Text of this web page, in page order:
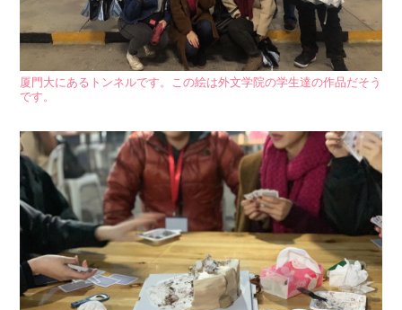
厦門大にあるトンネルです。この絵は外文学院の学生達の作品だそう
です。